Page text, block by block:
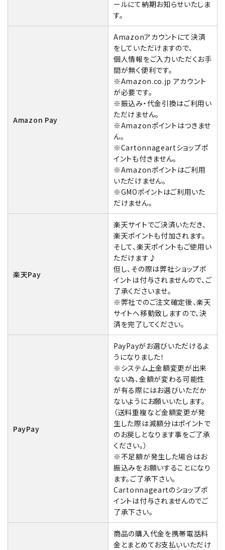
ールにて納期お知らせいたしま
す。
Amazon Pay
Amazonアカウントにて決済
をしていただけますので、
個人情報をご入力いただくお手
間が無く便利です。
※Amazon.co.jp アカウント
が必要です。
※振込み・代金引換はご利用い
ただけません。
※Amazonポイントはつきませ
ん。
※Cartonnageartショップポ
イントも付きません。
※Amazonポイントはご利用
いただけません。
※GMOポイントはご利用いた
だけません。
楽天Pay
楽天サイトでご決済いただき、
楽天ポイントも付加されます。
そして、楽天ポイントもご使用い
ただけます♪
但し、その際は弊社ショップポ
イントは付与されませんので、ご
了承くださいませ。
※弊社でのご注文確定後、楽天
サイトへ移動致しますので、決
済を完了してください。
PayPay
PayPayがお選びいただけるよ
うになりました！
※システム上金額変更が出来
ない為、金額が変わる可能性
が有る際にはお選びいただか
ないようにお願いいたします。
（送料重複など金額変更が発
生した際は減額分はポイントで
のお戻しとなります事をご了承
ください。）
※不足額が発生した場合はお
振込みをお願いすることになり
ます。ご了承下さい。
Cartonnageartのショップポ
イントは付与されませんのでご
了承下さい。
商品の購入代金を携帯電話料
金とまとめてお支払いいただけ